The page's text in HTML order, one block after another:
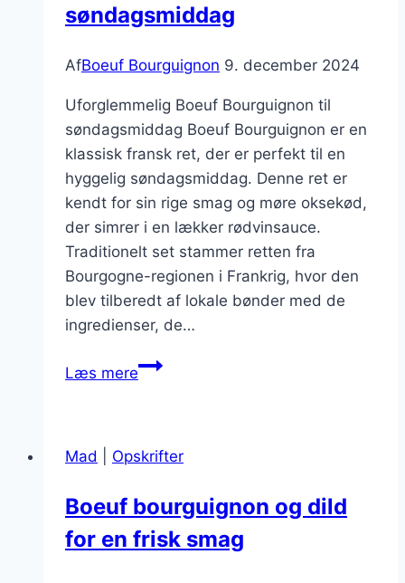
søndagsmiddag
AfBoeuf Bourguignon 9. december 2024
Uforglemmelig Boeuf Bourguignon til
søndagsmiddag Boeuf Bourguignon er en
klassisk fransk ret, der er perfekt til en
hyggelig søndagsmiddag. Denne ret er
kendt for sin rige smag og møre oksekød,
der simrer i en lækker rødvinsauce.
Traditionelt set stammer retten fra
Bourgogne-regionen i Frankrig, hvor den
blev tilberedt af lokale bønder med de
ingredienser, de…
Læs mereUforglemmelig
søndagsmiddag
Mad Opskrifter
Boeuf bourguignon og dild
for en frisk smag